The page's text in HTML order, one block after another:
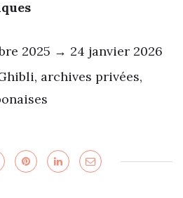
2025 → 24 janvier 2026
archives privées,